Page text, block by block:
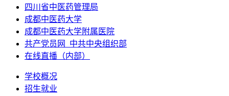
四川省中医药管理局
成都中医药大学
成都中医药大学附属医院
共产党员网_中共中央组织部
在线直播（内部）
学校概况
招生就业